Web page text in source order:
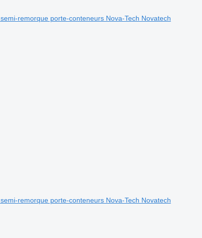
semi-remorque porte-conteneurs Nova-Tech Novatech
semi-remorque porte-conteneurs Nova-Tech Novatech